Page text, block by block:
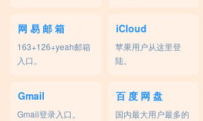
网 易 邮 箱
163+126+yeah邮箱
入口。
iCloud
苹果用户从这里登
陆。
Gmail
Gmail登录入口。
百 度 网 盘
国内最大用户最多的